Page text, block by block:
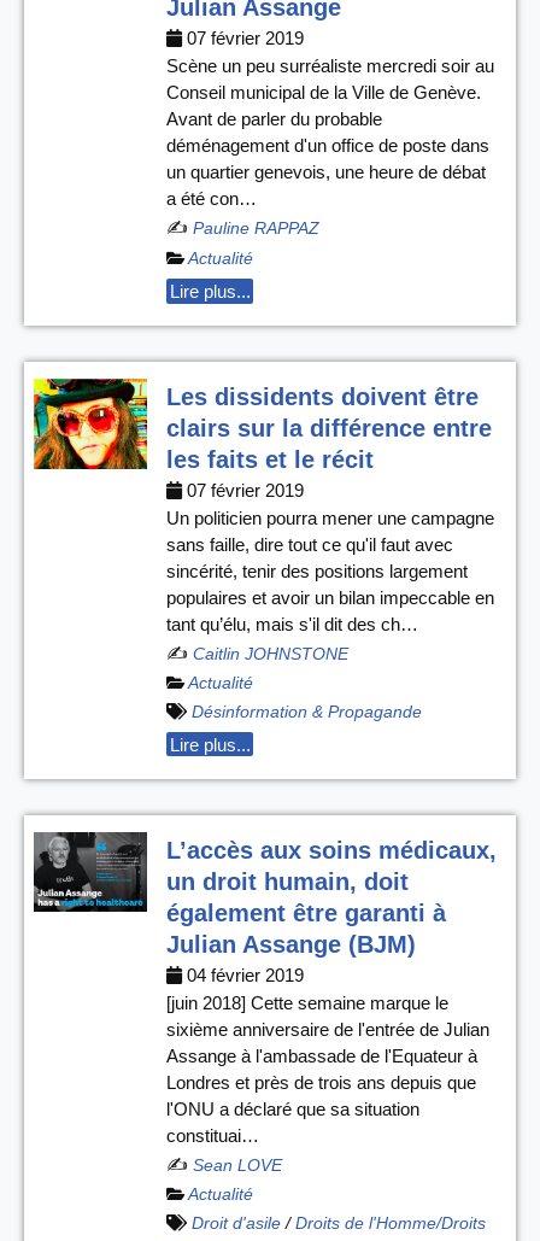
Julian Assange
07 février 2019
Scène un peu surréaliste mercredi soir au
Conseil municipal de la Ville de Genève.
Avant de parler du probable
déménagement d'un office de poste dans
un quartier genevois, une heure de débat
a été con…
✍️ Pauline RAPPAZ
Actualité
Lire plus...
Les dissidents doivent être
clairs sur la différence entre
les faits et le récit
07 février 2019
Un politicien pourra mener une campagne
sans faille, dire tout ce qu'il faut avec
sincérité, tenir des positions largement
populaires et avoir un bilan impeccable en
tant qu’élu, mais s'il dit des ch…
✍️ Caitlin JOHNSTONE
Actualité
Désinformation & Propagande
Lire plus...
L’accès aux soins médicaux,
un droit humain, doit
également être garanti à
Julian Assange (BJM)
04 février 2019
[juin 2018] Cette semaine marque le
sixième anniversaire de l'entrée de Julian
Assange à l'ambassade de l'Equateur à
Londres et près de trois ans depuis que
l'ONU a déclaré que sa situation
constituai…
✍️ Sean LOVE
Actualité
Droit d'asile / Droits de l'Homme/Droits